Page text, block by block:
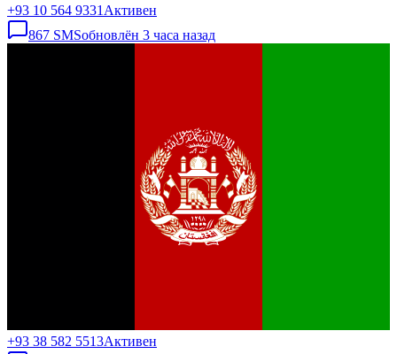
+93 10 564 9331 Активен
867 SMSобновлён 3 часа назад
+93 38 582 5513Активен